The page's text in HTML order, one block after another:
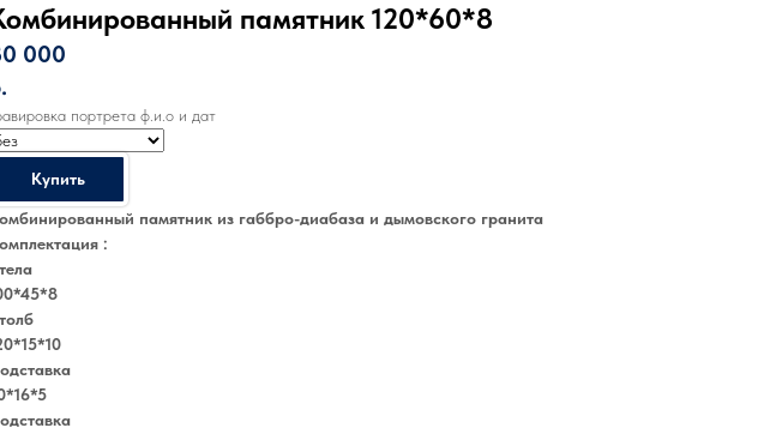
памятник 120*60*8
000
портрета ф.и.о и дат
Купить
памятник из габбро-диабаза и дымовского гранита
: